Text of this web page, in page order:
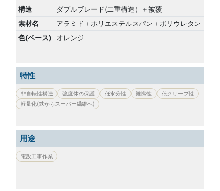
構造
ダブルブレード(二重構造）＋被覆
素材名
アラミド＋ポリエステルスパン＋ポリウレタン
色(ベース)
オレンジ
特性
非自転性構造 強度体の保護 低水分性 難燃性
低クリープ性
軽量化(鉄からスーパー繊維へ)
用途
電設工事作業